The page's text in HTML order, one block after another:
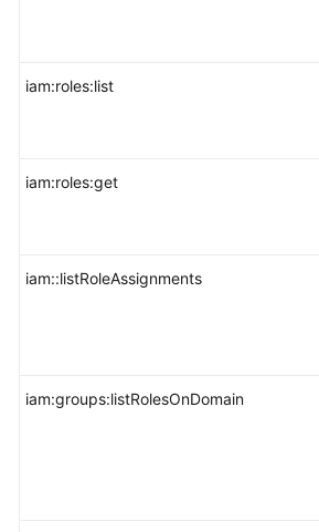
iam:roles:list
iam:roles:get
iam::listRoleAssignments
iam:groups:listRolesOnDomain